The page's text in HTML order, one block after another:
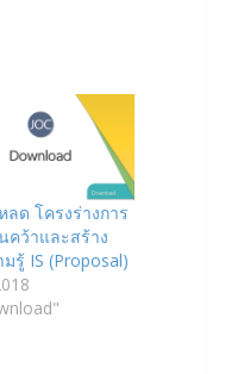
ลด โครงร่างการ
คว้าและสร้าง
รู้ IS (Proposal)